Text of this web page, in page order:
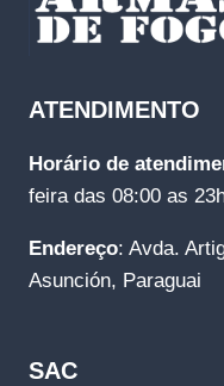
ATENDIMENTO
Horário de
feira das 08:00 as
Endereço: Avda.
Asunción, Paraguai
SAC